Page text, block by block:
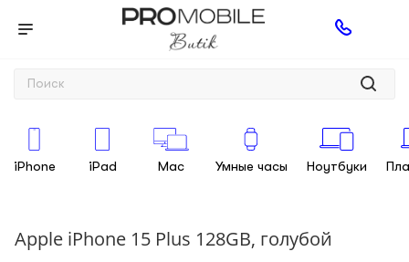
iPhone iPad Mac Умные часы Ноутбуки
Apple iPhone 15 Plus 128GB, голубой